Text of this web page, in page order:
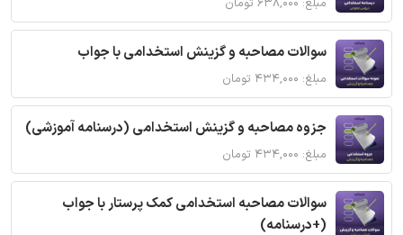
مبلغ: ۶۳۸,۰۰۰ تومان
سوالات مصاحبه و گزینش استخدامی با جواب
مبلغ: ۴۳۴,۰۰۰ تومان
جزوه مصاحبه و گزینش استخدامی (درسنامه آموزشی)
مبلغ: ۴۳۴,۰۰۰ تومان
سوالات مصاحبه استخدامی کمک پرستار با جواب
(+درسنامه)